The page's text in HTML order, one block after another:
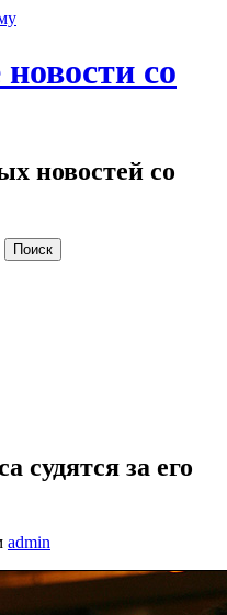
со
новостей со
судятся за его
admin